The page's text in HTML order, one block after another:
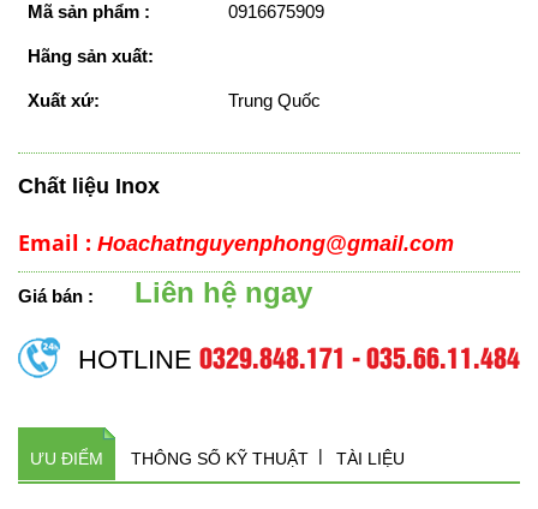
Mã sản phẩm : 0916675909
Hãng sản xuất:
Xuất xứ: Trung Quốc
Chất liệu Inox
Email : Hoachatnguyenphong@gmail.com
Giá bán : Liên hệ ngay
HOTLINE 0329.848.171 - 035.66.11.484
ƯU ĐIỂM THÔNG SỐ KỸ THUẬT TÀI LIỆU